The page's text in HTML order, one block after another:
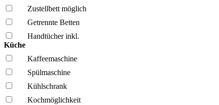
Zustellbett möglich
Getrennte Betten
Handtücher inkl.
Küche
Kaffee­maschine
Spül­maschine
Kühl­schrank
Kochmöglich­keit